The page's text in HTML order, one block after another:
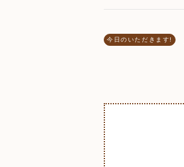
今日のいただきます!